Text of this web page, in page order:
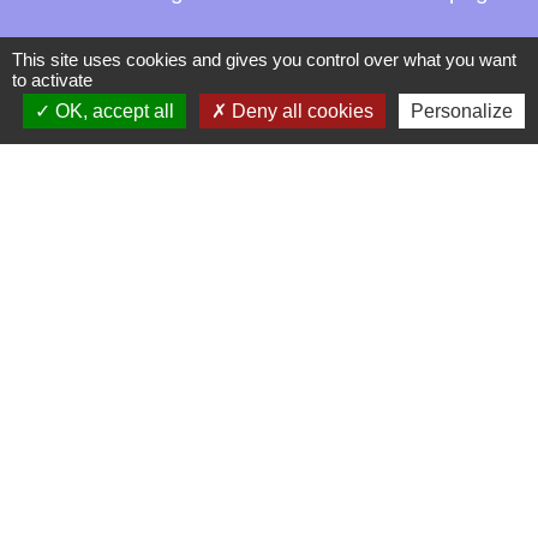
Contacts
This site uses cookies and gives you control over what you want
to activate
OK, accept all
Deny all cookies Personalize